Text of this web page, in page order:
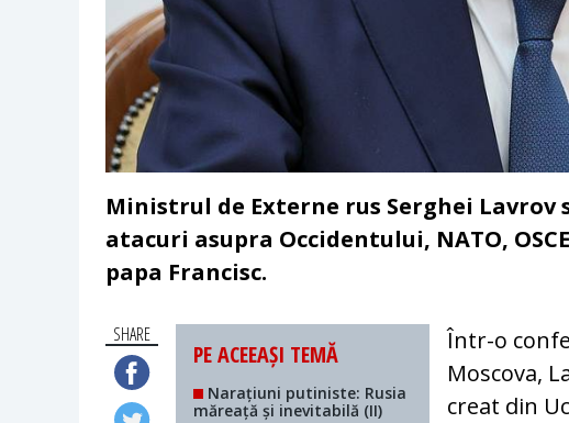
Ministrul de Externe rus Serghei
atacuri asupra Occidentului, NATO,
papa Francisc.
SHARE
PE ACEEAȘI TEMĂ
Narațiuni putiniste: Rusia
măreață și inevitabilă (II)
Într-o
Moscova,
creat din